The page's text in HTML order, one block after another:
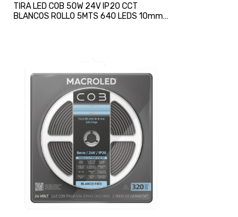
TIRA LED COB 50W 24V IP20 CCT
BLANCOS ROLLO 5MTS 640 LEDS 10mm